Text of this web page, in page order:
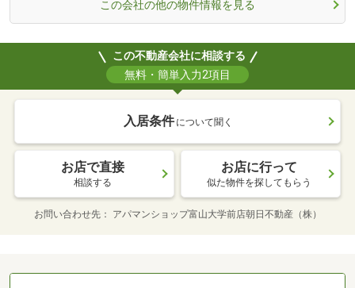
この会社の他の物件情報を見る
この不動産会社に相談する
無料・簡単入力2項目
入居条件 について聞く
お店で直接
相談する
お店に行って
似た物件を探してもらう
お問い合わせ先 アパマンショップ富山大学前店朝日不動産（株）